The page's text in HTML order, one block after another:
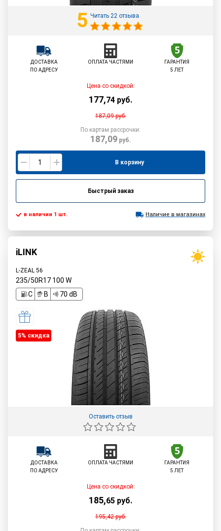
5 Читать 22 отзыва
ДОСТАВКА
ПО АДРЕСУ
ОПЛАТА ЧАСТЯМИ
ГАРАНТИЯ
5 ЛЕТ
Цена со скидкой:
177,74 руб.
187,09руб.
По картам рассрочки:
187,09руб.
В корзину
Быстрый заказ
в наличии 1 шт. Наличие в магазинах
iLINK
L-ZEAL 56
235/50R17 100 W
C
B 70 dB
5% cкидка
Оставить отзыв
ДОСТАВКА
ПО АДРЕСУ
ОПЛАТА ЧАСТЯМИ
ГАРАНТИЯ
5 ЛЕТ
Цена со скидкой:
185,65 руб.
195,42руб.